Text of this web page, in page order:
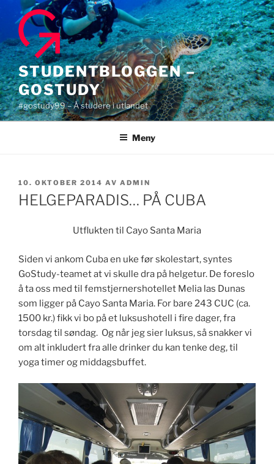
innhold
STUDENTBLOGGEN –
GOSTUDY
#gostudy99 – Å studere i utlandet
Meny
PUBLISERT
10. OKTOBER 2014 AV ADMIN
HELGEPARADIS… PÅ CUBA
Utflukten til Cayo Santa Maria
Siden vi ankom Cuba en uke før skolestart, syntes
GoStudy-teamet at vi skulle dra på helgetur. De foreslo
å ta oss med til femstjernershotellet Melia las Dunas
som ligger på Cayo Santa Maria. For bare 243 CUC (ca.
1500 kr.) fikk vi bo på et luksushotell i fire dager, fra
torsdag til søndag. Og når jeg sier luksus, så snakker vi
om alt inkludert fra alle drinker du kan tenke deg, til
yoga timer og middagsbuffet.